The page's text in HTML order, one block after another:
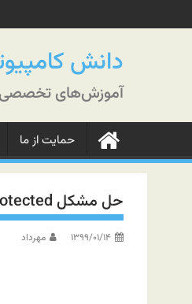
به
دانش
آموزش‌های تخصصی
حمایت از ما
حل مشکل Write Protected از فلش درایوها و یا سایر حافظه‌ها
۱۳۹۹/۰۱/۱۴ مهرداد